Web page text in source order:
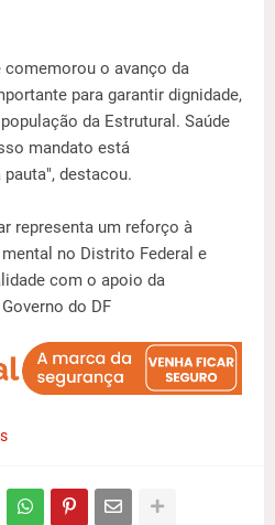
comemorou o avanço da
para garantir dignidade,
da Estrutural. Saúde
mandato está
destacou.
representa um reforço à
no Distrito Federal e
com o apoio da
do DF